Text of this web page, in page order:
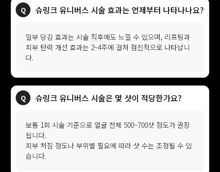
슈링크 유니버스 시술 효과는 언제부터 나타나나요?
일부 당김 효과는 시술 직후에도 느낄 수 있으며, 리프팅과
피부 탄력 개선 효과는 2~4주에 걸쳐 점진적으로 나타납니
다.
슈링크 유니버스 시술은 몇 샷이 적당한가요?
보통 1회 시술 기준으로 얼굴 전체 500~700샷 정도가 권장
됩니다.
피부 처짐 정도나 부위별 필요에 따라 샷 수는 조정될 수 있
습니다.